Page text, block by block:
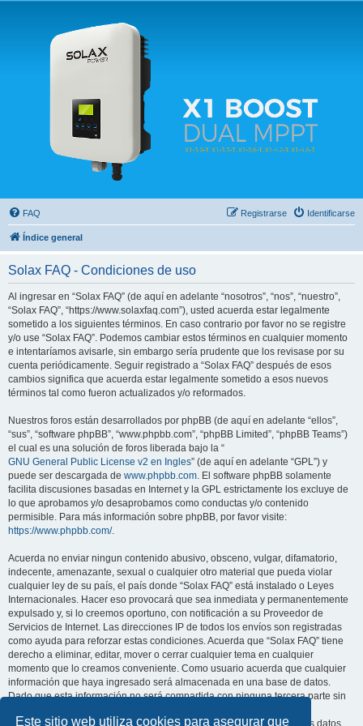
Este sitio web utiliza cookies para asegurar que
Solax FAQ
Lugar para intercambiar dudas sobre inversores solares Solax y temas relacionados.
FAQ Identificarse
Registrarse
Índice general
Solax FAQ - Condiciones de uso
Al ingresar en “Solax FAQ” (de aquí en adelante “nosotros”, “nos”, “nuestro”,
“Solax FAQ”, “https://www.solaxfaq.com”), usted acuerda estar legalmente
sometido a los siguientes términos. En caso contrario por favor no se registre
y/o use “Solax FAQ”. Podemos cambiar estos términos en cualquier momento
e intentaríamos avisarle, sin embargo sería prudente que los revisase por su
cuenta periódicamente. Seguir registrado a “Solax FAQ” después de esos
cambios significa que acuerda estar legalmente sometido a esos nuevos
términos tal como fueron actualizados y/o reformados.
Nuestros foros están desarrollados por phpBB (de aquí en adelante “ellos”,
“sus”, “software phpBB”, “www.phpbb.com”, “phpBB Limited”, “phpBB Teams”)
el cual es una solución de foros liberada bajo la “
GNU General Public License v2 en Ingles” (de aquí en adelante “GPL”) y
puede ser descargada de www.phpbb.com. El software phpBB solamente
facilita discusiones basadas en Internet y la GPL estrictamente los excluye de
lo que aprobamos y/o desaprobamos como conductas y/o contenido
permisible. Para más información sobre phpBB, por favor visite:
https://www.phpbb.com/.
Acuerda no enviar ningun contenido abusivo, obsceno, vulgar, difamatorio,
indecente, amenazante, sexual o cualquier otro material que pueda violar
cualquier ley de su país, el país donde “Solax FAQ” está instalado o Leyes
Internacionales. Hacer eso provocará que sea inmediata y permanentemente
expulsado y, si lo creemos oportuno, con notificación a su Proveedor de
Servicios de Internet. Las direcciones IP de todos los envíos son registradas
como ayuda para reforzar estas condiciones. Acuerda que “Solax FAQ” tiene
derecho a eliminar, editar, mover o cerrar cualquier tema en cualquier
momento que lo creamos conveniente. Como usuario acuerda que cualquier
información que haya ingresado será almacenada en una base de datos.
Dado que esta información no será compartida con ninguna tercera parte sin
responsables por cualquier intento de hacking que conlleve a que los datos